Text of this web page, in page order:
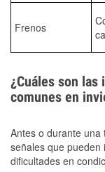
Frenos
¿Cuáles son las
comunes en
Antes o durante
señales que
dificultades en